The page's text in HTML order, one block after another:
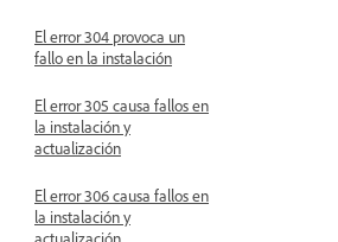
El error 304 provoca un
fallo en la instalación
El error 305 causa fallos en
la instalación y
actualización
El error 306 causa fallos en
la instalación y
actualización